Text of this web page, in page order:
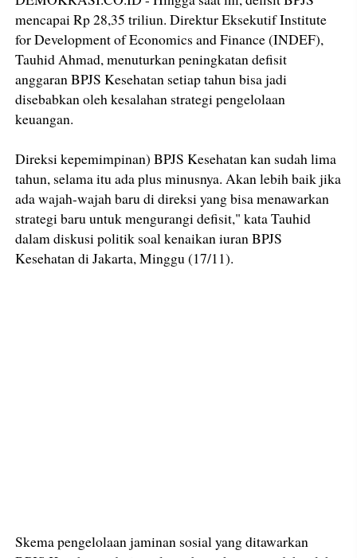
mencapai Rp 28,35 triliun. Direktur Eksekutif Institute
for Development of Economics and Finance (INDEF),
Tauhid Ahmad, menuturkan peningkatan defisit
anggaran BPJS Kesehatan setiap tahun bisa jadi
disebabkan oleh kesalahan strategi pengelolaan
keuangan.
Direksi kepemimpinan) BPJS Kesehatan kan sudah lima
tahun, selama itu ada plus minusnya. Akan lebih baik jika
ada wajah-wajah baru di direksi yang bisa menawarkan
strategi baru untuk mengurangi defisit," kata Tauhid
dalam diskusi politik soal kenaikan iuran BPJS
Kesehatan di Jakarta, Minggu (17/11).
Skema pengelolaan jaminan sosial yang ditawarkan